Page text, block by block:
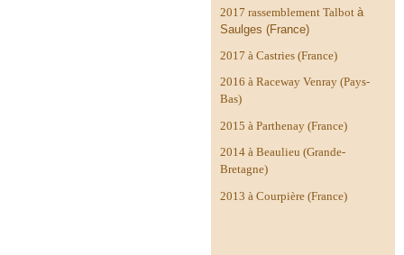
2017 rassemblement Talbot à
Saulges (France)
2017 à Castries (France)
2016 à Raceway Venray (Pays-
Bas)
2015 à Parthenay (France)
2014 à Beaulieu (Grande-
Bretagne)
2013 à Courpière (France)